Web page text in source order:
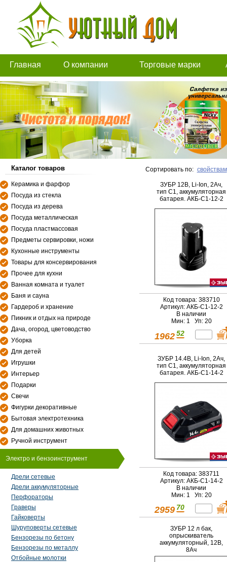
Главная О компании Торговые марки
Каталог товаров
Керамика и фарфор
Посуда из стекла
Посуда из дерева
Посуда металлическая
Посуда пластмассовая
Предметы сервировки, ножи
Кухонные инструменты
Товары для консервирования
Прочее для кухни
Ванная комната и туалет
Баня и сауна
Гардероб и хранение
Пикник и отдых на природе
Дача, огород, цветоводство
Уборка
Для детей
Игрушки
Интерьер
Подарки
Свечи
Фигурки декоративные
Бытовая электротехника
Для домашних животных
Ручной инструмент
Электро и бензоинструмент
Дрели сетевые
Дрели аккумуляторные
Перфораторы
Граверы
Гайковерты
Шуруповерты сетевые
Бензорезы по бетону
Бензорезы по металлу
Отбойные молотки
Сортировать по: свойствам
ЗУБР 12В, Li-Ion, 2Ач,
тип С1, аккумуляторная
батарея. АКБ-С1-12-2
Код товара: 383710
Артикул: АКБ-С1-12-2
В наличии
Мин: 1 Уп: 20
1962 52
ЗУБР 14.4В, Li-Ion, 2Ач,
тип С1, аккумуляторная
батарея. АКБ-С1-14-2
Код товара: 383711
Артикул: АКБ-С1-14-2
В наличии
Мин: 1 Уп: 20
2959 70
ЗУБР 12 л бак,
опрыскиватель
аккумуляторный, 12В,
8Ач